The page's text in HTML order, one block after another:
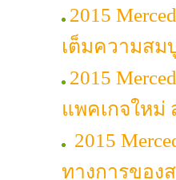
2015
เต็มความส
2015
แพคเกจใหม่
2015
ทางการของ